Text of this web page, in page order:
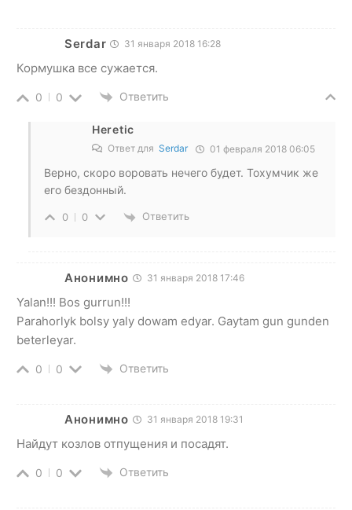
Serdar 31 января 2018 16:28
Кормушка все сужается.
0 0 Ответить
Heretic
Ответ для Serdar 01 февраля 2018 06:05
Верно, скоро воровать нечего будет. Тохумчик же
его бездонный.
0 0 Ответить
Анонимно 31 января 2018 17:46
Yalan!!! Bos gurrun!!!
Parahorlyk bolsy yaly dowam edyar. Gaytam gun gunden
beterleyar.
0 0 Ответить
Анонимно 31 января 2018 19:31
Найдут козлов отпущения и посадят.
0 0 Ответить